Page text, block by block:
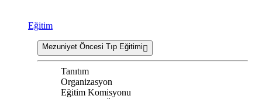
Eğitim
Mezuniyet Öncesi Tıp Eğitimi
Tanıtım
Organizasyon
Eğitim Komisyonu